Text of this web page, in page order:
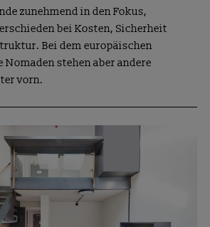
zunehmend in den Fokus,
bei Kosten, Sicherheit
Bei dem europäischen
stehen aber andere
vorn.